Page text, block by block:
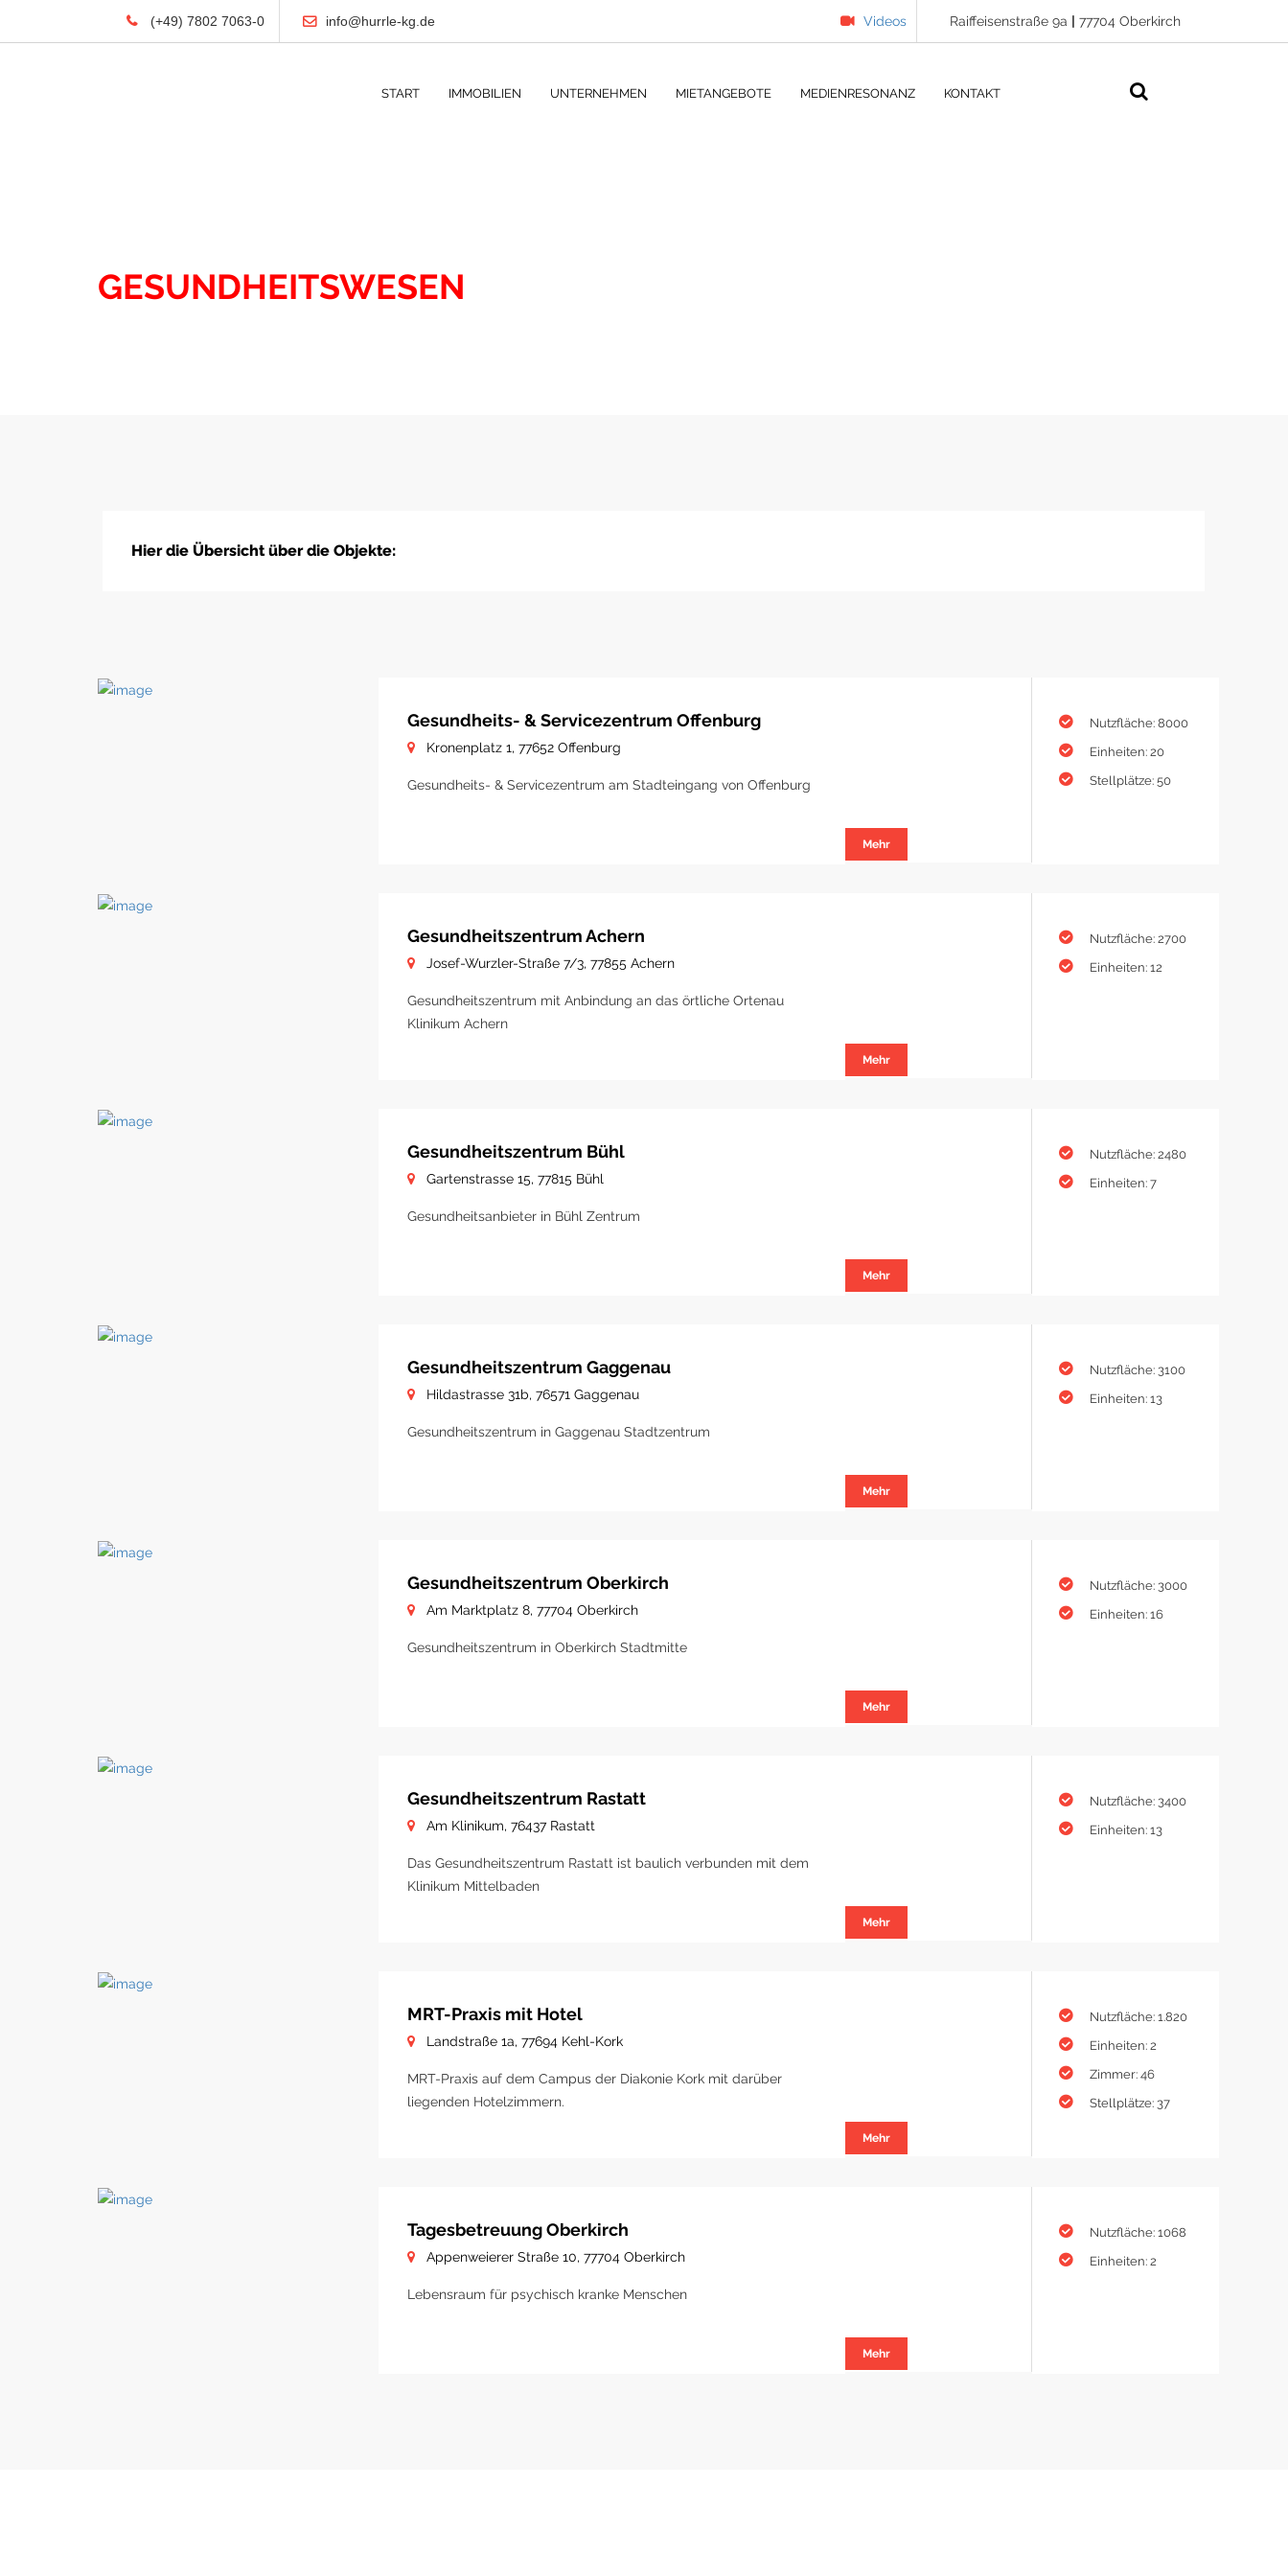
(+49) 7802 7063-0 info@hurrle-kg.de Videos Raiffeisenstraße 9a | 77704 Oberkirch
START IMMOBILIEN UNTERNEHMEN MIETANGEBOTE MEDIENRESONANZ KONTAKT
GESUNDHEITSWESEN
Hier die Übersicht über die Objekte:
Gesundheits- & Servicezentrum Offenburg
Kronenplatz 1, 77652 Offenburg
Gesundheits- & Servicezentrum am Stadteingang von Offenburg
Mehr
Nutzfläche: 8000
Einheiten: 20
Stellplätze: 50
Gesundheitszentrum Achern
Josef-Wurzler-Straße 7/3, 77855 Achern
Gesundheitszentrum mit Anbindung an das örtliche Ortenau
Klinikum Achern
Mehr
Nutzfläche: 2700
Einheiten: 12
Gesundheitszentrum Bühl
Gartenstrasse 15, 77815 Bühl
Gesundheitsanbieter in Bühl Zentrum
Mehr
Nutzfläche: 2480
Einheiten: 7
Gesundheitszentrum Gaggenau
Hildastrasse 31b, 76571 Gaggenau
Gesundheitszentrum in Gaggenau Stadtzentrum
Mehr
Nutzfläche: 3100
Einheiten: 13
Gesundheitszentrum Oberkirch
Am Marktplatz 8, 77704 Oberkirch
Gesundheitszentrum in Oberkirch Stadtmitte
Mehr
Nutzfläche: 3000
Einheiten: 16
Gesundheitszentrum Rastatt
Am Klinikum, 76437 Rastatt
Das Gesundheitszentrum Rastatt ist baulich verbunden mit dem
Klinikum Mittelbaden
Mehr
Nutzfläche: 3400
Einheiten: 13
MRT-Praxis mit Hotel
Landstraße 1a, 77694 Kehl-Kork
MRT-Praxis auf dem Campus der Diakonie Kork mit darüber
liegenden Hotelzimmern.
Mehr
Nutzfläche: 1.820
Einheiten: 2
Zimmer: 46
Stellplätze: 37
Tagesbetreuung Oberkirch
Appenweierer Straße 10, 77704 Oberkirch
Lebensraum für psychisch kranke Menschen
Mehr
Nutzfläche: 1068
Einheiten: 2